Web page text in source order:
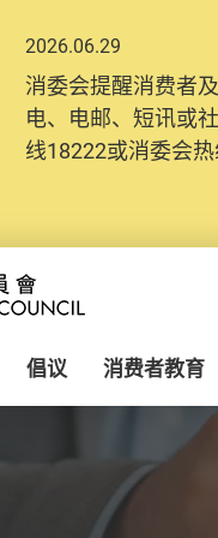
2026.06.29
消委会提醒消费者
电、电邮、短讯或
线18222或消委会
倡议 消费者教育